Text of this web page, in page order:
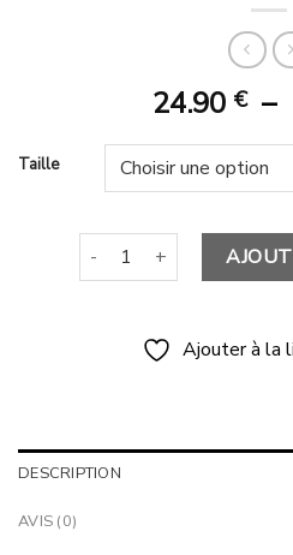
24.90 € –
Taille
quantité de Peluche
Ajouter à la
DESCRIPTION
AVIS (0)